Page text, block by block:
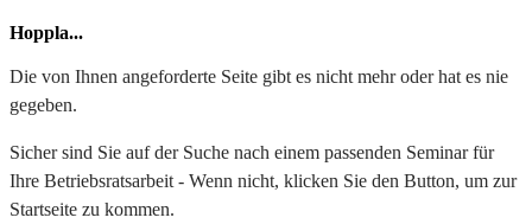
Hoppla...
Die von Ihnen angeforderte Seite gibt es nicht mehr oder hat es nie
gegeben.
Sicher sind Sie auf der Suche nach einem passenden Seminar für
Ihre Betriebsratsarbeit - Wenn nicht, klicken Sie den Button, um zur
Startseite zu kommen.